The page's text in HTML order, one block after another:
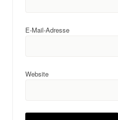
E-Mail-Adresse
Website